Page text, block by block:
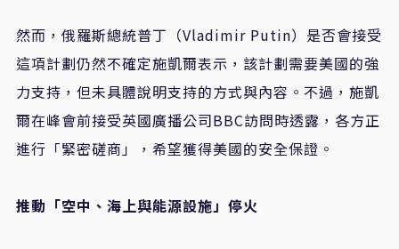
然而，俄羅斯總統普丁（Vladimir Putin）是否會接受
這項計劃仍然不確定施凱爾表示，該計劃需要美國的強
力支持，但未具體說明支持的方式與內容。不過，施凱
爾在峰會前接受英國廣播公司BBC訪問時透露，各方正
進行「緊密磋商」，希望獲得美國的安全保證。
推動「空中、海上與能源設施」停火